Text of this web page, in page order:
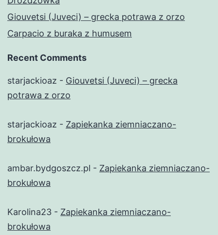
Giouvetsi (Juveci) – grecka potrawa z orzo
Carpacio z buraka z humusem
Recent Comments
starjackioaz - Giouvetsi (Juveci) – grecka
potrawa z orzo
starjackioaz - Zapiekanka ziemniaczano-
brokułowa
ambar.bydgoszcz.pl - Zapiekanka ziemniaczano-
brokułowa
Karolina23 - Zapiekanka ziemniaczano-
brokułowa